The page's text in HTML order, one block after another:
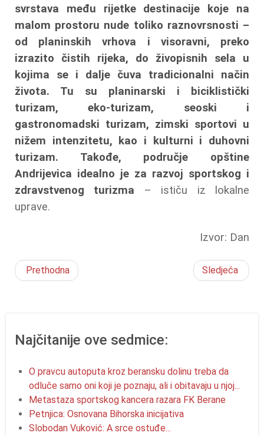
svrstava među rijetke destinacije koje na
malom prostoru nude toliko raznovrsnosti –
od planinskih vrhova i visoravni, preko
izrazito čistih rijeka, do živopisnih sela u
kojima se i dalje čuva tradicionalni način
života. Tu su planinarski i biciklistički
turizam, eko-turizam, seoski i
gastronomadski turizam, zimski sportovi u
nižem intenzitetu, kao i kulturni i duhovni
turizam. Takođe, područje opštine
Andrijevica idealno je za razvoj sportskog i
zdravstvenog turizma – ističu iz lokalne
uprave.
Izvor: Dan
Prethodna Sledjeća
Najčitanije ove sedmice:
O pravcu autoputa kroz beransku dolinu treba da
odluče samo oni koji je poznaju, ali i obitavaju u njoj...
Metastaza sportskog kancera razara FK Berane
Petnjica: Osnovana Bihorska inicijativa
Slobodan Vuković: A srce ostuđe...